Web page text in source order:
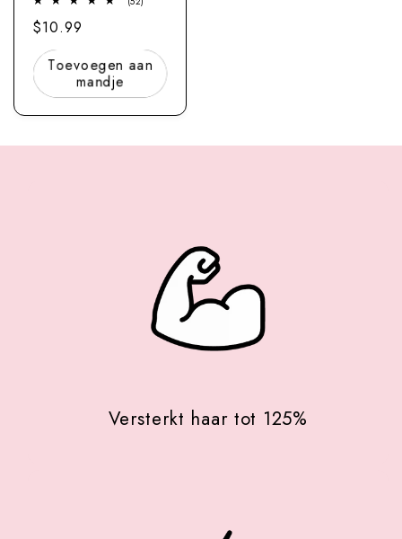
Normale
prijs
$10.99
Toevoegen aan
mandje
Versterkt haar tot 125%